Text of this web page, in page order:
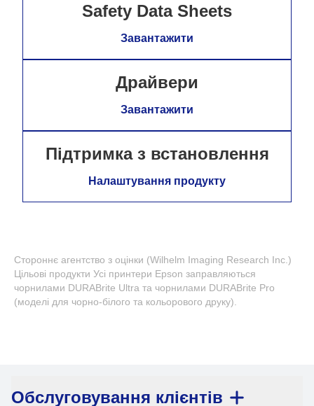
Safety Data Sheets
Завантажити
Драйвери
Завантажити
Підтримка з встановлення
Налаштування продукту
Стороннє агентство з оцінки (Wilhelm Imaging Research Inc.)
Цільові продукти Усі принтери Epson заправляються
чорнилами DURABrite Ultra та чорнилами DURABrite Pro
(моделі для чорно-білого та кольорового друку).
Обслуговування клієнтів